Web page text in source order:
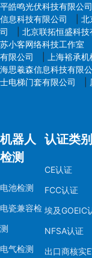
平皓鸣光伏科技有限公司
信息科技有限公司
北
司
北京联拓恒盛科技
苏小客网络科技工作室
有限公司
上海裕承
海思羲森信息科技有限
士电梯门套有限公司
机器人
检测
电池检测
电瓷兼容检
测
电气检测
认证类别
CE认证
FCC认证
埃及GOEIC
NFSA认证
出口商核实